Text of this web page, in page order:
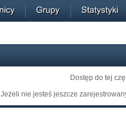
Dostęp do tej
Jeżeli nie jesteś jeszcze